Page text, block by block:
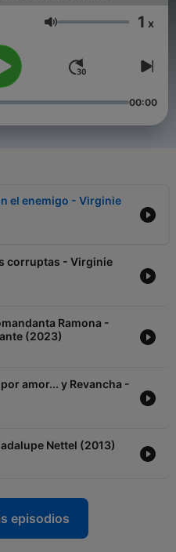
Volumen 1 x
00:00
el enemigo - Virginie
corruptas - Virginie
Ramona -
(2023)
amor... y Revancha -
Nettel (2013)
episodios